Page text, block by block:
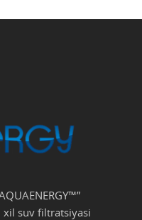
suv filtratsiyasi
ko’chasi, 31-31a uy